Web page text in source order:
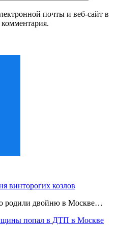
почты и веб-сайт в
винторогих козлов
родили двойню в Москве…
попал в ДТП в Москве